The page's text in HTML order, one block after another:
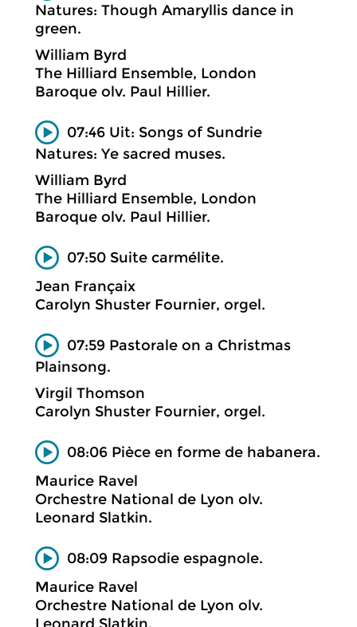
Natures: Though Amaryllis dance in
green.
William Byrd
The Hilliard Ensemble, London
Baroque olv. Paul Hillier.
07:46 Uit: Songs of Sundrie
Natures: Ye sacred muses.
William Byrd
The Hilliard Ensemble, London
Baroque olv. Paul Hillier.
07:50 Suite carmélite.
Jean Françaix
Carolyn Shuster Fournier, orgel.
07:59 Pastorale on a Christmas
Plainsong.
Virgil Thomson
Carolyn Shuster Fournier, orgel.
08:06 Pièce en forme de habanera.
Maurice Ravel
Orchestre National de Lyon olv.
Leonard Slatkin.
08:09 Rapsodie espagnole.
Maurice Ravel
Orchestre National de Lyon olv.